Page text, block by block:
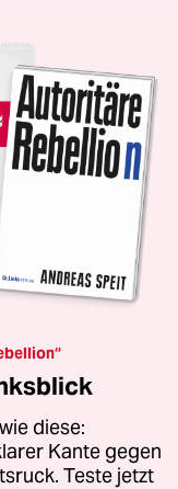
diese:
Kante gegen
Teste jetzt